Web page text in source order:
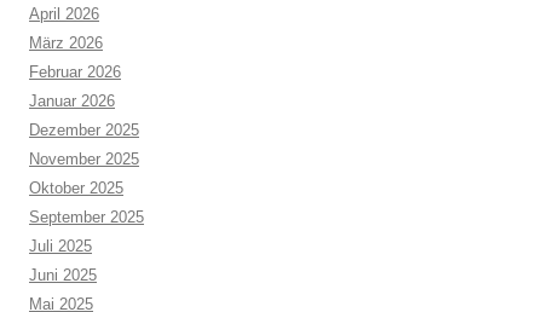
April 2026
März 2026
Februar 2026
Januar 2026
Dezember 2025
November 2025
Oktober 2025
September 2025
Juli 2025
Juni 2025
Mai 2025